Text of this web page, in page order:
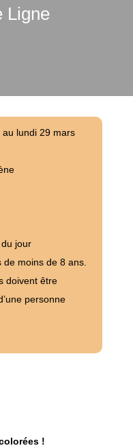
Ligne
!
au lundi 29 mars
jour
de moins de 8 ans.
doivent être
personne